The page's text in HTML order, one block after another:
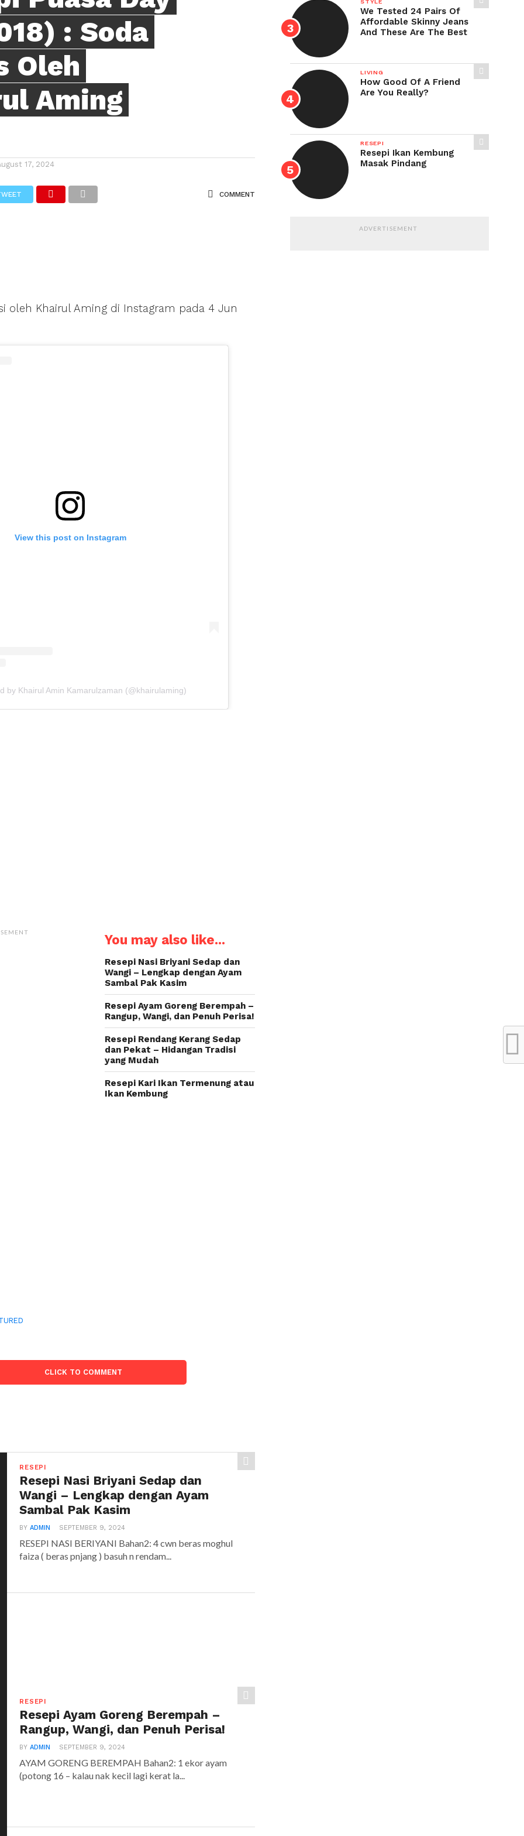
: Soda
Oleh
Aming
17, 2024
COMMENT
oleh Khairul Aming di Instagram pada 4 Jun
View this post on Instagram
by Khairul Amin Kamarulzaman (@khairulaming)
You may also like...
Resepi Nasi Briyani Sedap dan
Wangi – Lengkap dengan Ayam
Sambal Pak Kasim
Resepi Ayam Goreng Berempah –
Rangup, Wangi, dan Penuh Perisa!
Resepi Rendang Kerang Sedap
dan Pekat – Hidangan Tradisi
yang Mudah
Resepi Kari Ikan Termenung atau
Ikan Kembung
CLICK TO COMMENT
RESEPI
Resepi Nasi Briyani Sedap dan
Wangi – Lengkap dengan Ayam
Sambal Pak Kasim
BYADMIN SEPTEMBER 9, 2024
RESEPI NASI BERIYANI Bahan2: 4 cwn beras moghul
faiza ( beras pnjang ) basuh n rendam...
RESEPI
Resepi Ayam Goreng Berempah –
Rangup, Wangi, dan Penuh Perisa!
BYADMIN SEPTEMBER 9, 2024
AYAM GORENG BEREMPAH Bahan2: 1 ekor ayam
(potong 16 – kalau nak kecil lagi kerat la...
We Tested 24 Pairs Of
Affordable Skinny Jeans
And These Are The Best
LIVING
How Good Of A Friend
Are You Really?
RESEPI
Resepi Ikan Kembung
Masak Pindang
ADVERTISEMENT